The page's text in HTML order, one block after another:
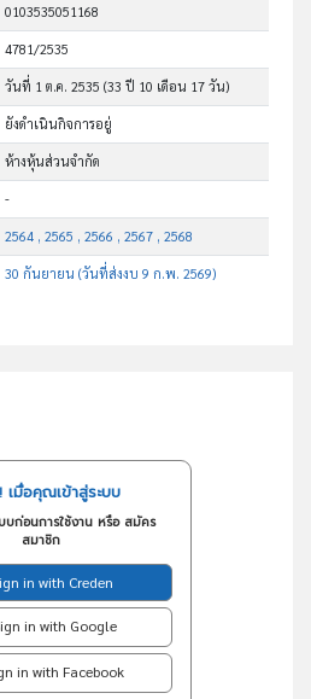
0103535051168
4781/2535
วันที่ 1 ต.ค. 2535(33 ปี 10 เดือน 17 วัน)
ยังดำเนินกิจการอยู่
ห้างหุ้นส่วนจำกัด
-
2564 , 2565 , 2566 , 2567 , 2568
30 กันยายน (วันที่ส่งงบ 9 ก.พ. 2569)
เมื่อคุณเข้าสู่ระบบ
บก่อนการใช้งาน หรือ สมัคร
สมาชิก
in with Creden
in with Google
in with Facebook